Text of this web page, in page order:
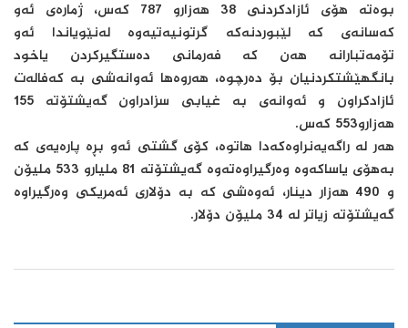
بوەتە هۆی ئازادكردنی 38 هەزارو 787 كەس، ژمارەی ئەو
كەسانەی كە لێبوردنەكە گرتونیەتیەوە لەنێویاندا ئەو
تۆمەتبارانە هەن كە فەرمانی دەستگیركردن یاخود
بانگهێشتكردنیان بۆ دەرچوە، هەروەها ئەوانەشی بە كەفالەت
ئازادكراون و ئەوانەی بە غیابی سزادراون گەیشتۆتە 155
هەزارو553 كەس.
هەر لە راگەیەنراوەكەدا هاتوە، كۆی گشتی ئەو بڕە پارەیەی كە
بەهۆی یاساكەوە وەرگیراوەتەوە گەیشتۆتە 81 ملیارو 533 ملیۆن
و 490 هەزار دینار، ئەوەشی كە بە دۆلاری ئەمریكی وەرگیراوە
گەیشتۆتە زیاتر لە 34 ملیۆن دۆلار.